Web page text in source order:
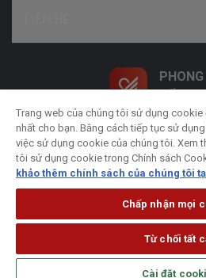
Chính sách xử lý dữ liệu cá nhân
Chính sách Cookie Pháp
© Bản quyền thuộc về Công ty
Việt Nam
Trang web của chúng tôi sử dụng
nhất cho bạn. Bằng cách tiếp tục sử
việc sử dụng cookie của chúng tôi. Xem
tôi sử dụng cookie trong Chính sách
khảo thêm chính sách của chúng tôi
Chấp nhận mọi
Từ chối tất
Cài đặt